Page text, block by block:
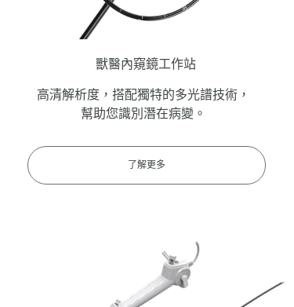
獸醫內窺鏡工作站
高清解析度，搭配獨特的多光譜技術，
幫助您識別潛在病變。
了解更多